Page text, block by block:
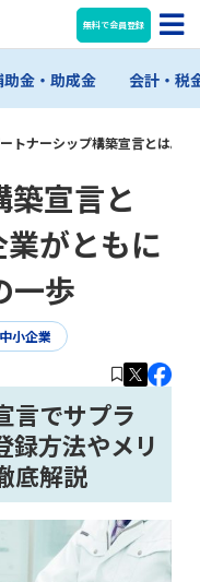
無料で会員登録
助金・助成金 会計・税
トナーシップ構築宣言とは。
築宣言と
がともに
一歩
中小企業
言でサプラ
録方法やメリ
底解説